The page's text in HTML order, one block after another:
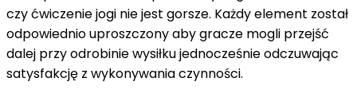
czy ćwiczenie jogi nie jest gorsze. Każdy element został
odpowiednio uproszczony aby gracze mogli przejść
dalej przy odrobinie wysiłku jednocześnie odczuwając
satysfakcję z wykonywania czynności.